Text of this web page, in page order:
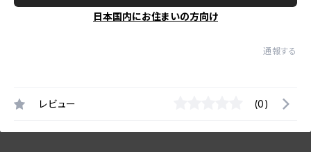
日本国内にお住まいの方向け
通報する
レビュー (0)